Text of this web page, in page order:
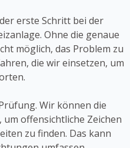
erste Schritt bei der
Ohne die genaue
möglich, das Problem zu
die wir einsetzen, um
Wir können die
offensichtliche Zeichen
zu finden. Das kann